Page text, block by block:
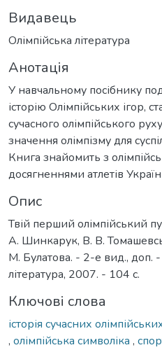
Видавець
Олімпійська література
Анотація
У навчальному посібнику
історію Олімпійських ігор,
сучасного олімпійського
значення олімпізму для
Книга знайомить з
досягненнями атлетів
Опис
Твій перший олімпійський
А. Шинкарук, В. В.
М. Булатова. - 2-е вид., доп. -
література, 2007. - 104 с.
Ключові слова
історія сучасних
, олімпійська символіка ,